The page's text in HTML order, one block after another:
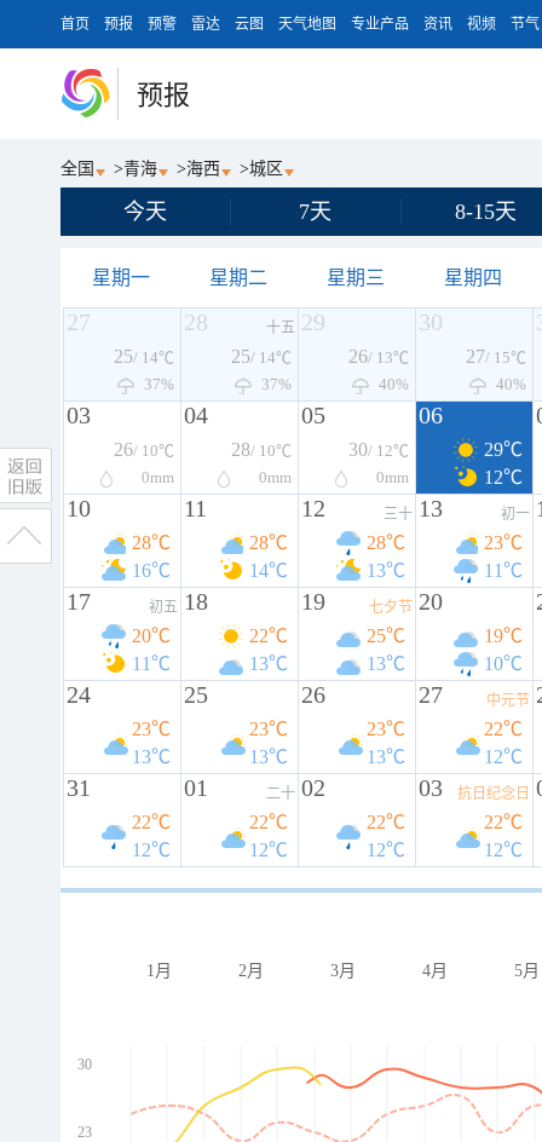
首页 预报 预警 雷达 云图 天气地图 专业产品 资讯 视频 节气
预报
全国 >青海 >海西 >城区
今天 7天 8-15天
星期一 星期二 星期三 星期四
27
25/ 14℃
37%
28 十五
25/ 14℃
37%
29
26/ 13℃
40%
30
27/ 15℃
40%
03
26/ 10℃
0mm
04
28/ 10℃
0mm
05
30/ 12℃
0mm
06
29℃
12℃
10
28℃
16℃
11
28℃
14℃
12 三十
28℃
13℃
13 初一
23℃
11℃
17 初五
20℃
11℃
18
22℃
13℃
19 七夕节
25℃
13℃
20
19℃
10℃
24
23℃
13℃
25
23℃
13℃
26
23℃
13℃
27 中元节
22℃
12℃
31
22℃
12℃
01 二十
22℃
12℃
02
22℃
12℃
03 抗日纪念日
22℃
12℃
1月 2月 3月 4月 5月
30
23